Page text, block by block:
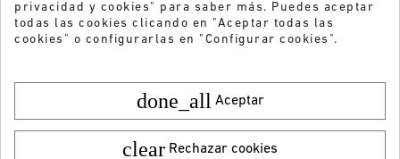
privacidad y cookies" para saber más. Puedes aceptar
todas las cookies clicando en "Aceptar todas las
cookies" o configurarlas en "Configurar cookies".
done_all Aceptar
clear Rechazar cookies